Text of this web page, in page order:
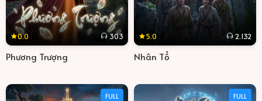
0.0 303
Phương Trượng
5.0 2.132
Nhân Tổ
FULL FULL